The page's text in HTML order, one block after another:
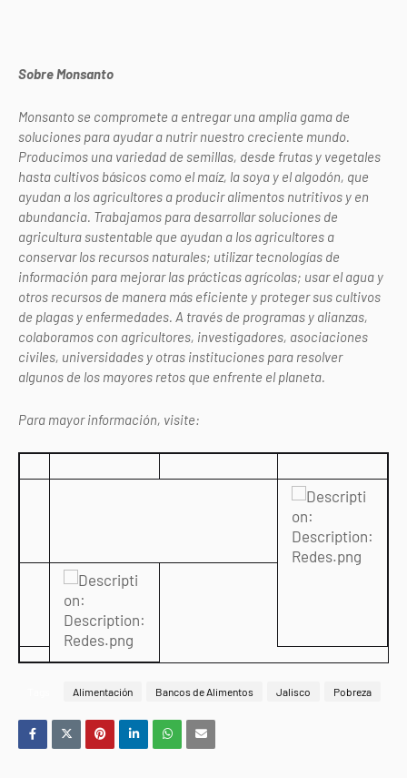
Sobre Monsanto
Monsanto se compromete a entregar una amplia gama de
soluciones para ayudar a nutrir nuestro creciente mundo.
Producimos una variedad de semillas, desde frutas y vegetales
hasta cultivos básicos como el maíz, la soya y el algodón, que
ayudan a los agricultores a producir alimentos nutritivos y en
abundancia. Trabajamos para desarrollar soluciones de
agricultura sustentable que ayudan a los agricultores a
conservar los recursos naturales; utilizar tecnologías de
información para mejorar las prácticas agrícolas; usar el agua y
otros recursos de manera más eficiente y proteger sus cultivos
de plagas y enfermedades. A través de programas y alianzas,
colaboramos con agricultores, investigadores, asociaciones
civiles, universidades y otras instituciones para resolver
algunos de los mayores retos que enfrente el planeta.
Para mayor información, visite:
Alimentación Bancos de Alimentos Jalisco Pobreza